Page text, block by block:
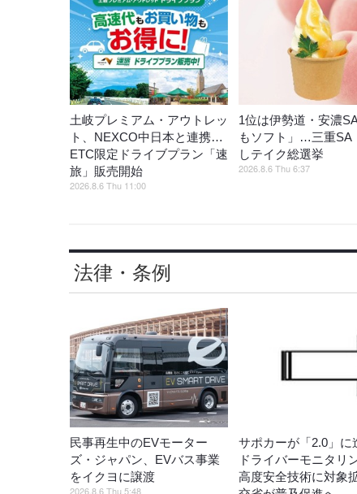
土岐プレミアム・アウトレッ
ト、NEXCO中日本と連携…
ETC限定ドライブプラン「速
旅」販売開始
2026.8.6 Thu 11:00
1位は伊勢道・安濃
もソフト」…三重SA
しテイク総選挙
2026.8.6 Thu 6:37
法律・条例
民事再生中のEVモーター
ズ・ジャパン、EVバス事業
をイクヨに譲渡
2026.8.6 Thu 5:48
サポカーが「2.0」
ドライバーモニタリ
高度安全技術に対象